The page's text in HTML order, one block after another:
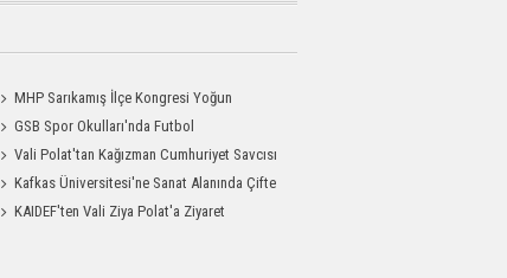
MHP Sarıkamış İlçe Kongresi Yoğun
Katılımla Gerçekleştirildi
GSB Spor Okulları'nda Futbol
Antrenmanları Sürüyor
Vali Polat'tan Kağızman Cumhuriyet Savcısı
Eravcı'ya Ziyaret
Kafkas Üniversitesi'ne Sanat Alanında Çifte
GururKAIDEF'ten Vali Ziya Polat'a Ziyaret